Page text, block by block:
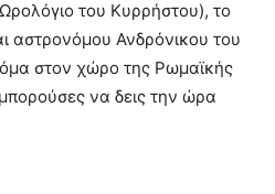
του Κυρρήστου), το
αστρονόμου Ανδρόνικου του
στον χώρο της Ρωμαϊκής
να δεις την ώρα